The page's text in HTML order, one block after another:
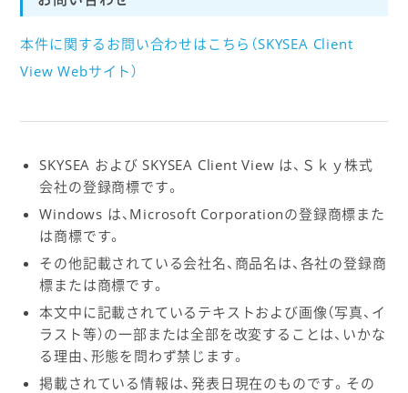
本件に関するお問い合わせはこちら（SKYSEA Client
View Webサイト）
SKYSEA および SKYSEA Client View は、Ｓｋｙ株式
会社の登録商標です。
Windows は、Microsoft Corporationの登録商標また
は商標です。
その他記載されている会社名、商品名は、各社の登録商
標または商標です。
本文中に記載されているテキストおよび画像（写真、イ
ラスト等）の一部または全部を改変することは、いかな
る理由、形態を問わず禁じます。
掲載されている情報は、発表日現在のものです。その